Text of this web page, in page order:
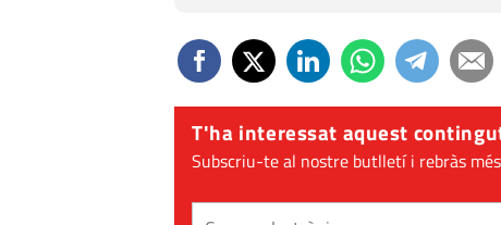
T'ha interessat aquest
Subscriu-te al nostre butlletí i rebràs